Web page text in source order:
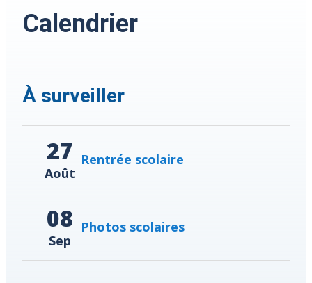
Calendrier
À surveiller
27
Août
Rentrée scolaire
08
Sep
Photos scolaires